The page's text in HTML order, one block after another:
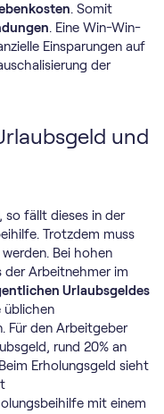
. Somit
. Eine Win-Win-
Einsparungen auf
der
und
so fällt dieses in der
Trotzdem muss
Bei hohen
der Arbeitnehmer im
Urlaubsgeldes
üblichen
Für den Arbeitgeber
rund 20% an
Erholungsgeld sieht
mit einem